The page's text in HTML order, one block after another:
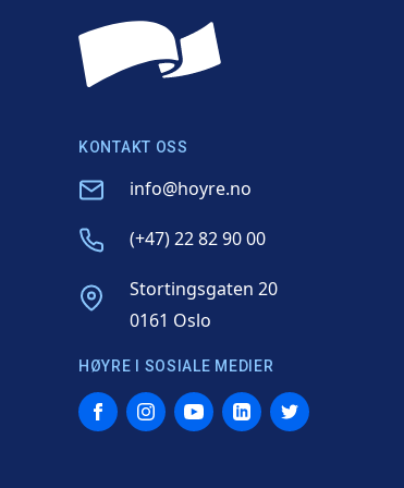
KONTAKT OSS
Email info@hoyre.no
Phone(+47) 22 82 90 00
AddressStortingsgaten 20
0161 Oslo
HØYRE I SOSIALE MEDIER
FacebookInstagramYouTubeLinkedInTwitter